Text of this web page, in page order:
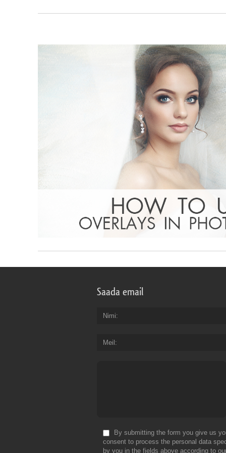
Saada email
Nimi
Meil
By submitting the form you give us
consent to process the personal data
by you in the fields above according to